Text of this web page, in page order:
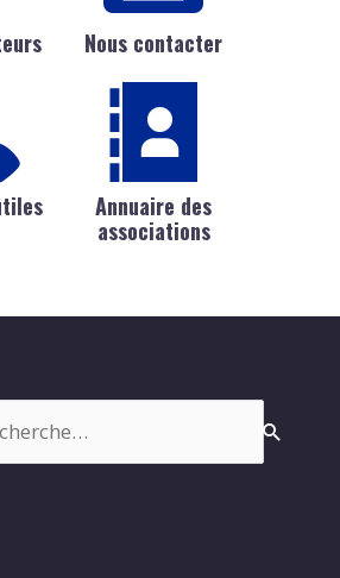
Nous contacter
Annuaire des
associations